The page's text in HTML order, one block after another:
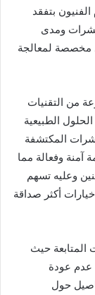
بتفقد
ومدى
مخصصة لمعالجة
من التقنيات
الطبيعية
المكتشفة
آمنة وفعالة مما
وعليه تسهم
أكثر صداقة
المتابعة حيث
عدم عودة
حول